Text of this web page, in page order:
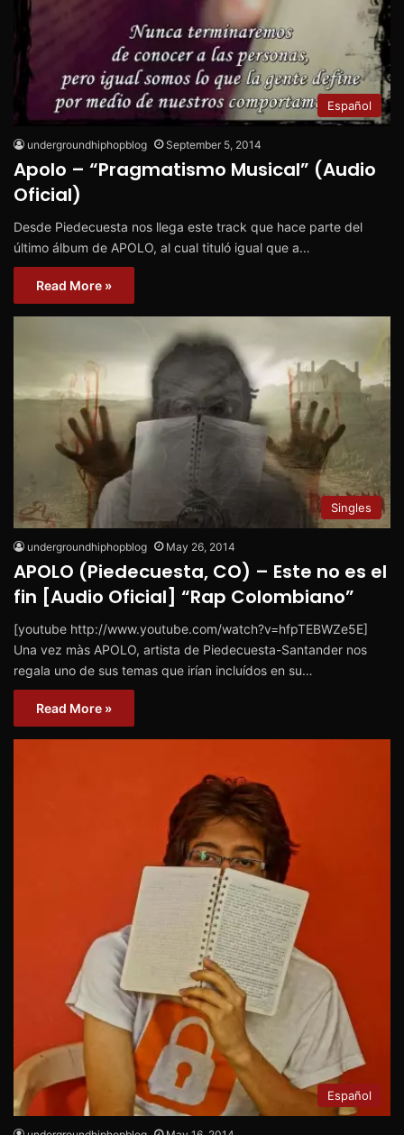
Español
undergroundhiphopblog September 5, 2014
Apolo – “Pragmatismo Musical” (Audio
Oficial)
Desde Piedecuesta nos llega este track que hace parte del
último álbum de APOLO, al cual tituló igual que a…
Read More »
Singles
undergroundhiphopblog May 26, 2014
APOLO (Piedecuesta, CO) – Este no es el
fin [Audio Oficial] “Rap Colombiano”
[youtube http://www.youtube.com/watch?v=hfpTEBWZe5E]
Una vez màs APOLO, artista de Piedecuesta-Santander nos
regala uno de sus temas que irían incluídos en su…
Read More »
Español